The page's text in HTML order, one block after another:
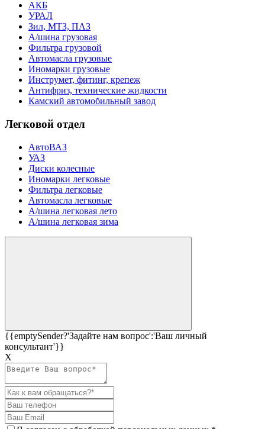
АКБ
УРАЛ
Зил, МТЗ, ПАЗ
А/шина грузовая
Фильтра грузовой
Автомасла грузовые
Иномарки грузовые
Инструмет, фитинг, крепеж
Антифриз, технические жидкости
Камский автомобильный завод
Легковой отдел
АвтоВАЗ
УАЗ
Диски колесные
Иномарки легковые
Фильтра легковые
Автомасла легковые
А/шина легковая лето
А/шина легковая зима
{{emptySender?'Задайте нам вопрос':'Ваш личный
консультант'}}
Х